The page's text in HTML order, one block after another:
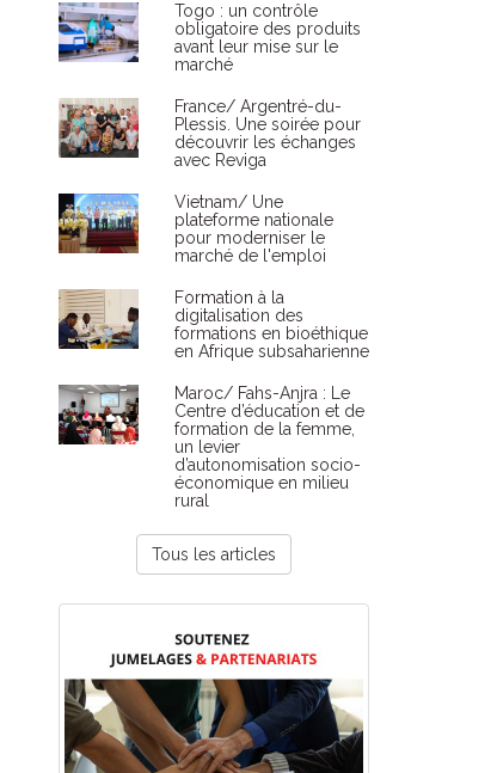
Togo : un contrôle
obligatoire des produits
avant leur mise sur le
marché
France/ Argentré-du-
Plessis. Une soirée pour
découvrir les échanges
avec Reviga
Vietnam/ Une
plateforme nationale
pour moderniser le
marché de l'emploi
Formation à la
digitalisation des
formations en bioéthique
en Afrique subsaharienne
Maroc/ Fahs-Anjra : Le
Centre d’éducation et de
formation de la femme,
un levier
d’autonomisation socio-
économique en milieu
rural
Tous les articles